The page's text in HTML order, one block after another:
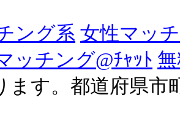
ング系 女性マッ
ッチング@ﾁｬｯﾄ
ます。都道府県市